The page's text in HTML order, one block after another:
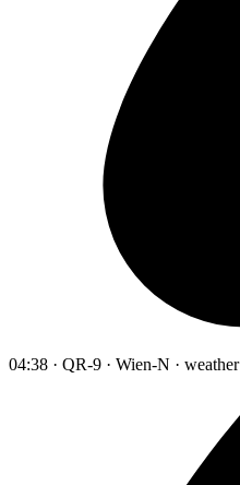
04:38 · QR-9 · Wien-N ·